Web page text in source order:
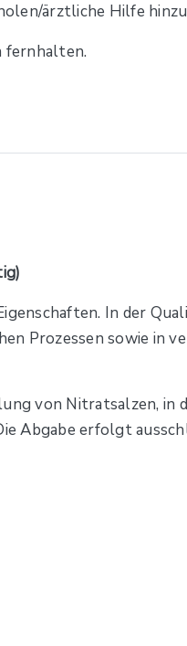
ärztliche Hilfe
fernhalten.
In der
Prozessen sowie in
von Nitratsalzen, in
Abgabe erfolgt